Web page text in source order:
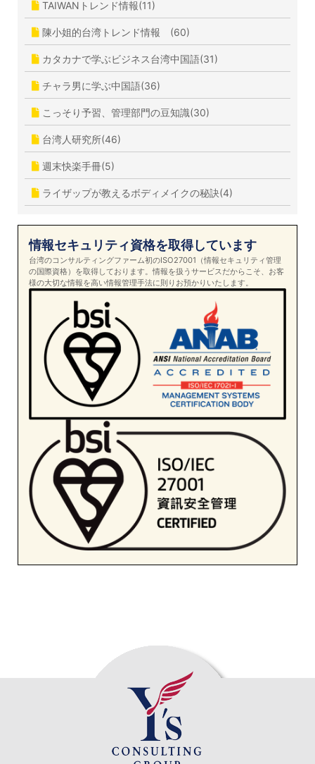
TAIWANトレンド情報(11)
陳小姐的台湾トレンド情報 (60)
カタカナで学ぶビジネス台湾中国語(31)
チャラ男に学ぶ中国語(36)
こっそり予習、管理部門の豆知識(30)
台湾人研究所(46)
週末快楽手冊(5)
ライザップが教えるボディメイクの秘訣(4)
情報セキュリティ資格を取得しています
台湾のコンサルティングファーム初のISO27001（情報セキュリティ管理
の国際資格）を取得しております。情報を扱うサービスだからこそ、お客
様の大切な情報を高い情報管理手法に則りお預かりいたします。